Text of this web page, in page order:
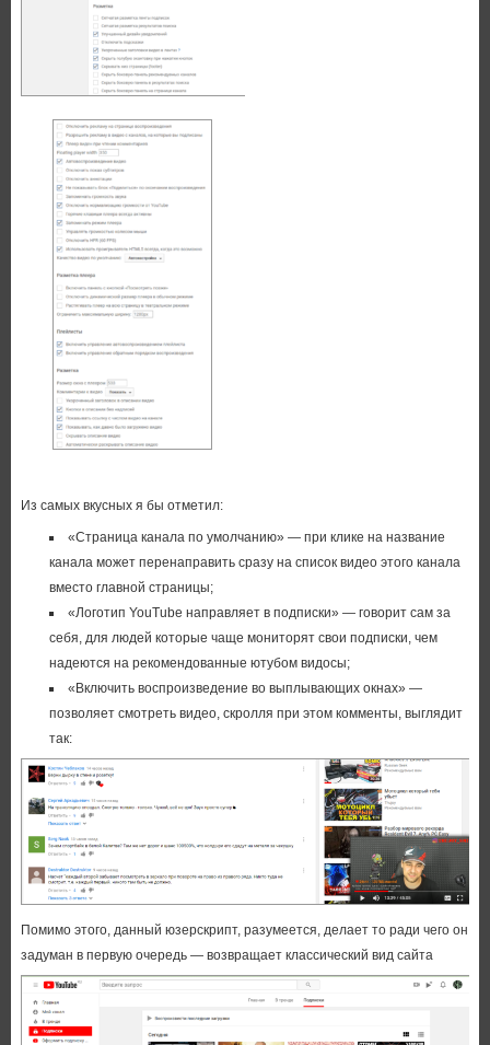
Из самых вкусных я бы отметил:
«Страница канала по умолчанию» — при клике на название
канала может перенаправить сразу на список видео этого канала
вместо главной страницы;
«Логотип YouTube направляет в подписки» — говорит сам за
себя, для людей которые чаще мониторят свои подписки, чем
надеются на рекомендованные ютубом видосы;
«Включить воспроизведение во выплывающих окнах» —
позволяет смотреть видео, скролля при этом комменты, выглядит
так:
Помимо этого, данный юзерскрипт, разумеется, делает то ради чего он
задуман в первую очередь — возвращает классический вид сайта